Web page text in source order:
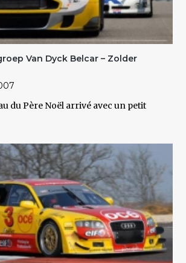
Van Dyck Belcar – Zolder
du Père Noël arrivé avec un petit